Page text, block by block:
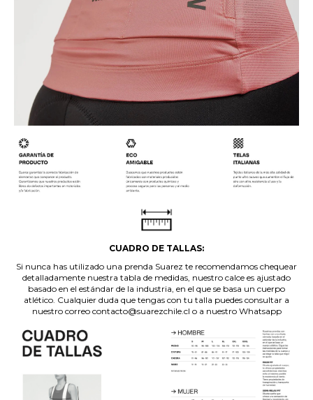
CUADRO DE TALLAS:
Si nunca has utilizado una prenda Suarez te recomendamos chequear
detalladamente nuestra tabla de medidas, nuestro calce es ajustado
basado en el estándar de la industria, en el que se basa un cuerpo
atlético. Cualquier duda que tengas con tu talla puedes consultar a
nuestro correo contacto@suarezchile.cl o a nuestro Whatsapp